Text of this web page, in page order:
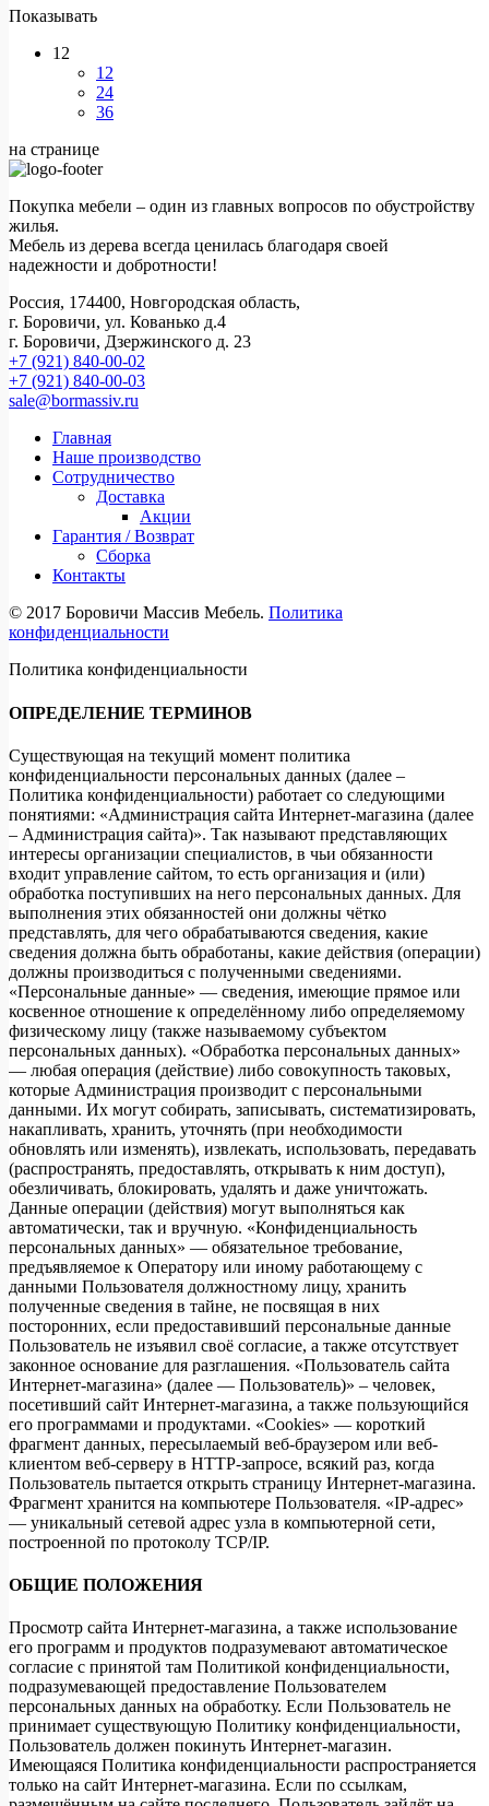
Показывать
12
12
24
36
на странице
Покупка мебели – один из главных вопросов по обустройству
жилья.
Мебель из дерева всегда ценилась благодаря своей
надежности и добротности!
Россия, 174400, Новгородская область,
г. Боровичи, ул. Кованько д.4
г. Боровичи, Дзержинского д. 23
+7 (921) 840-00-02
+7 (921) 840-00-03
sale@bormassiv.ru
Главная
Наше производство
Сотрудничество
Доставка
Акции
Гарантия / Возврат
Сборка
Контакты
© 2017 Боровичи Массив Мебель. Политика
конфиденциальности
Политика конфиденциальности
ОПРЕДЕЛЕНИЕ ТЕРМИНОВ
Существующая на текущий момент политика
конфиденциальности персональных данных (далее –
Политика конфиденциальности) работает со следующими
понятиями: «Администрация сайта Интернет-магазина (далее
– Администрация сайта)». Так называют представляющих
интересы организации специалистов, в чьи обязанности
входит управление сайтом, то есть организация и (или)
обработка поступивших на него персональных данных. Для
выполнения этих обязанностей они должны чётко
представлять, для чего обрабатываются сведения, какие
сведения должна быть обработаны, какие действия (операции)
должны производиться с полученными сведениями.
«Персональные данные» — сведения, имеющие прямое или
косвенное отношение к определённому либо определяемому
физическому лицу (также называемому субъектом
персональных данных). «Обработка персональных данных»
— любая операция (действие) либо совокупность таковых,
которые Администрация производит с персональными
данными. Их могут собирать, записывать, систематизировать,
накапливать, хранить, уточнять (при необходимости
обновлять или изменять), извлекать, использовать, передавать
(распространять, предоставлять, открывать к ним доступ),
обезличивать, блокировать, удалять и даже уничтожать.
Данные операции (действия) могут выполняться как
автоматически, так и вручную. «Конфиденциальность
персональных данных» — обязательное требование,
предъявляемое к Оператору или иному работающему с
данными Пользователя должностному лицу, хранить
полученные сведения в тайне, не посвящая в них
посторонних, если предоставивший персональные данные
Пользователь не изъявил своё согласие, а также отсутствует
законное основание для разглашения. «Пользователь сайта
Интернет-магазина» (далее — Пользователь)» – человек,
посетивший сайт Интернет-магазина, а также пользующийся
его программами и продуктами. «Cookies» — короткий
фрагмент данных, пересылаемый веб-браузером или веб-
клиентом веб-серверу в HTTP-запросе, всякий раз, когда
Пользователь пытается открыть страницу Интернет-магазина.
Фрагмент хранится на компьютере Пользователя. «IP-адрес»
— уникальный сетевой адрес узла в компьютерной сети,
построенной по протоколу TCP/IP.
ОБЩИЕ ПОЛОЖЕНИЯ
Просмотр сайта Интернет-магазина, а также использование
его программ и продуктов подразумевают автоматическое
согласие с принятой там Политикой конфиденциальности,
подразумевающей предоставление Пользователем
персональных данных на обработку. Если Пользователь не
принимает существующую Политику конфиденциальности,
Пользователь должен покинуть Интернет-магазин.
Имеющаяся Политика конфиденциальности распространяется
только на сайт Интернет-магазина. Если по ссылкам,